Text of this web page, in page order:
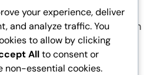
Šīs mašīnas var
ar dažādiem ātrumiem un
spēlētājiem praktizēt
vidē. Tās ir īpaši
your experience, deliver
and analyze traffic. You
to allow by clicking
Allto consent or
non-essential cookies.